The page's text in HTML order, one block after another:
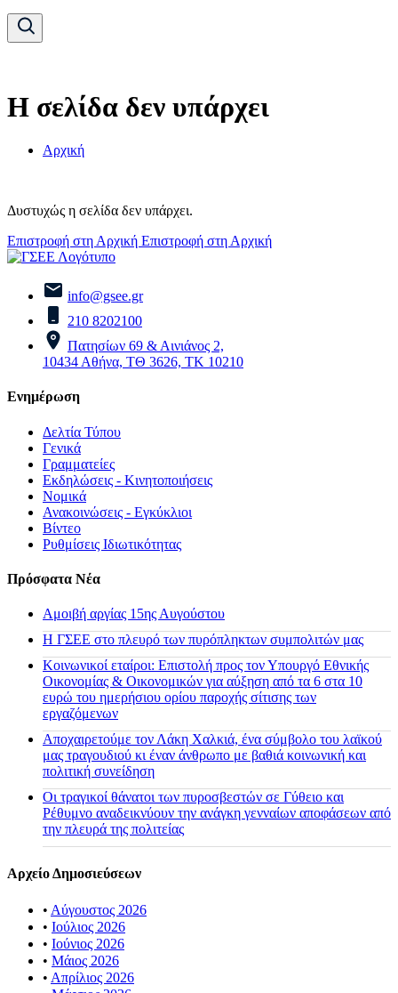
Η σελίδα δεν υπάρχει
Αρχική
Δυστυχώς η σελίδα δεν υπάρχει.
Επιστροφή στη Αρχική Επιστροφή στη Αρχική
info@gsee.gr
210 8202100
Πατησίων 69 & Αινιάνος 2,
10434 Αθήνα, ΤΘ 3626, ΤΚ 10210
Ενημέρωση
Δελτία Τύπου
Γενικά
Γραμματείες
Εκδηλώσεις - Κινητοποιήσεις
Νομικά
Ανακοινώσεις - Εγκύκλιοι
Βίντεο
Ρυθμίσεις Ιδιωτικότητας
Πρόσφατα Νέα
Αμοιβή αργίας 15ης Αυγούστου
H ΓΣΕΕ στο πλευρό των πυρόπληκτων συμπολιτών μας
Κοινωνικοί εταίροι: Επιστολή προς τον Υπουργό Εθνικής
Οικονομίας & Οικονομικών για αύξηση από τα 6 στα 10
ευρώ του ημερήσιου ορίου παροχής σίτισης των
εργαζόμενων
Αποχαιρετούμε τον Λάκη Χαλκιά, ένα σύμβολο του λαϊκού
μας τραγουδιού κι έναν άνθρωπο με βαθιά κοινωνική και
πολιτική συνείδηση
Οι τραγικοί θάνατοι των πυροσβεστών σε Γύθειο και
Ρέθυμνο αναδεικνύουν την ανάγκη γενναίων αποφάσεων από
την πλευρά της πολιτείας
Αρχείο Δημοσιεύσεων
• Αύγουστος 2026
• Ιούλιος 2026
• Ιούνιος 2026
• Μάιος 2026
• Απρίλιος 2026